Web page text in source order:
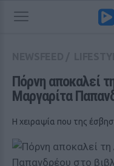
Πόρνη αποκαλεί
Μαργαρίτα
Η χειραψία που της